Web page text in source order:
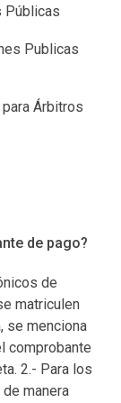
Públicas
Publicas
Árbitros
de pago?
de
matriculen
se menciona
comprobante
2.- Para los
manera